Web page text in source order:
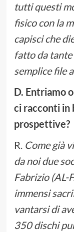
tutti questi
fisico con la
capisci che
fatto da tante
semplice file
D. Entriamo
ci racconti in
prospettive?
R.Come già
da noi due
Fabrizio (AL-
immensi
vantarsi di
350 dischi